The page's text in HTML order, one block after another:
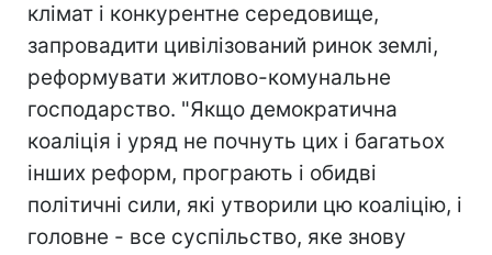
клімат і конкурентне середовище,
запровадити цивілізований ринок землі,
реформувати житлово-комунальне
господарство. "Якщо демократична
коаліція і уряд не почнуть цих і багатьох
інших реформ, програють і обидві
політичні сили, які утворили цю коаліцію, і
головне - все суспільство, яке знову